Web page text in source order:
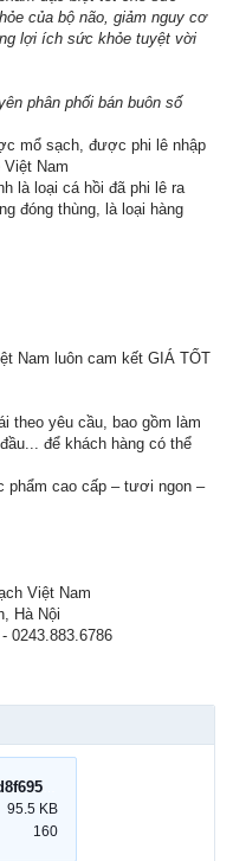
của bộ não, giảm nguy cơ
lợi ích sức khỏe tuyệt vời
phân phối bán buôn số
mổ sạch, được phi lê nhập
Nam
là loại cá hồi đã phi lê ra
đóng thùng, là loại hàng
Nam luôn cam kết GIÁ TỐT
theo yêu cầu, bao gồm làm
để khách hàng có thể
phẩm cao cấp – tươi ngon –
Việt Nam
Hà Nội
0243.883.6786
95.5 KB
160